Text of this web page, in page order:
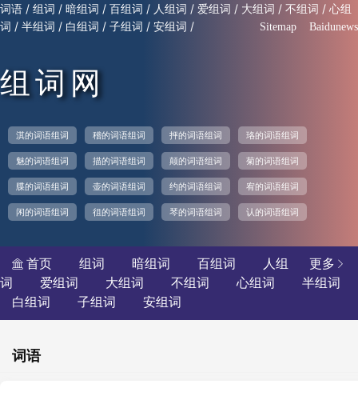
词语 / 组词 / 暗组词 / 百组词 / 人组词 / 爱组词 / 大组词 / 不组词 / 心组
词 / 半组词 / 白组词 / 子组词 / 安组词 / Sitemap Baidunews
组词网
淇的词语组词 稽的词语组词 抨的词语组词 珞的词语组词
魅的词语组词 描的词语组词 颠的词语组词 菊的词语组词
牒的词语组词 壶的词语组词 约的词语组词 宥的词语组词
闲的词语组词 徂的词语组词 琴的词语组词 认的词语组词
更多 
 首页 组词 暗组词 百组词
人组
词
爱组词 大组词 不组词 心组词
半组词
白组词
子组词 安组词
词语